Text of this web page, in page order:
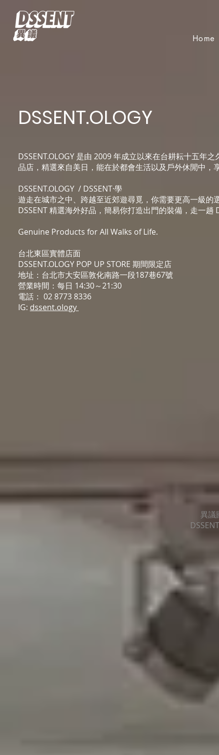
Home
DSSENT.OLOGY
DSSENT.OLOGY 是由 2009 年成立以來在台耕耘十五年
品店，精選來自美日，能在於都會生活以及戶外休閒中，
DSSENT.OLOGY / DSSENT·學
遊走在城市之中、跨越至近郊遊尋覓，你需要更高一級的
DSSENT 精選海外好品，簡易你打造出門的裝備，走一趟
Genuine Products for All Walks of Life.
台北東區實體店面
DSSENT.OLOGY POP UP STORE 期間限定店
地址：台北市大安區敦化南路一段187巷67號
營業時間：每日 14:30～21:30
電話： 02 8773 8336
IG: dssent.ology
異議